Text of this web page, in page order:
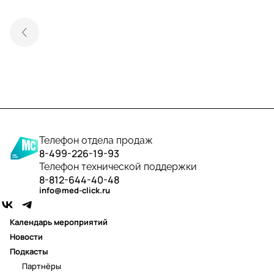
Телефон отдела продаж
8-499-226-19-93
Телефон технической поддержки
8-812-644-40-48
info@med-click.ru
Календарь мероприятий
Новости
Подкасты
Партнёры